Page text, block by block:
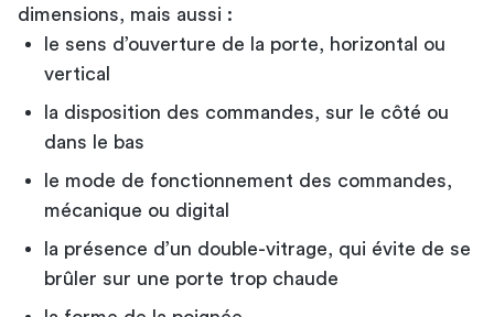
dimensions, mais aussi :
le sens d’ouverture de la porte, horizontal ou
vertical
la disposition des commandes, sur le côté ou
dans le bas
le mode de fonctionnement des commandes,
mécanique ou digital
la présence d’un double-vitrage, qui évite de se
brûler sur une porte trop chaude